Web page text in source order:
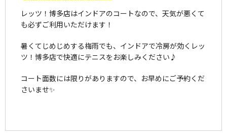
レッツ！博多店はインドアのコートなので、天気が悪くて
も必ずご利用いただけます！
暑くてじめじめする梅雨でも、インドアで冷房が効くレッ
ツ！博多店で快適にテニスをお楽しみください♪
コート面数には限りがありますので、お早めにご予約くだ
さいませ✨